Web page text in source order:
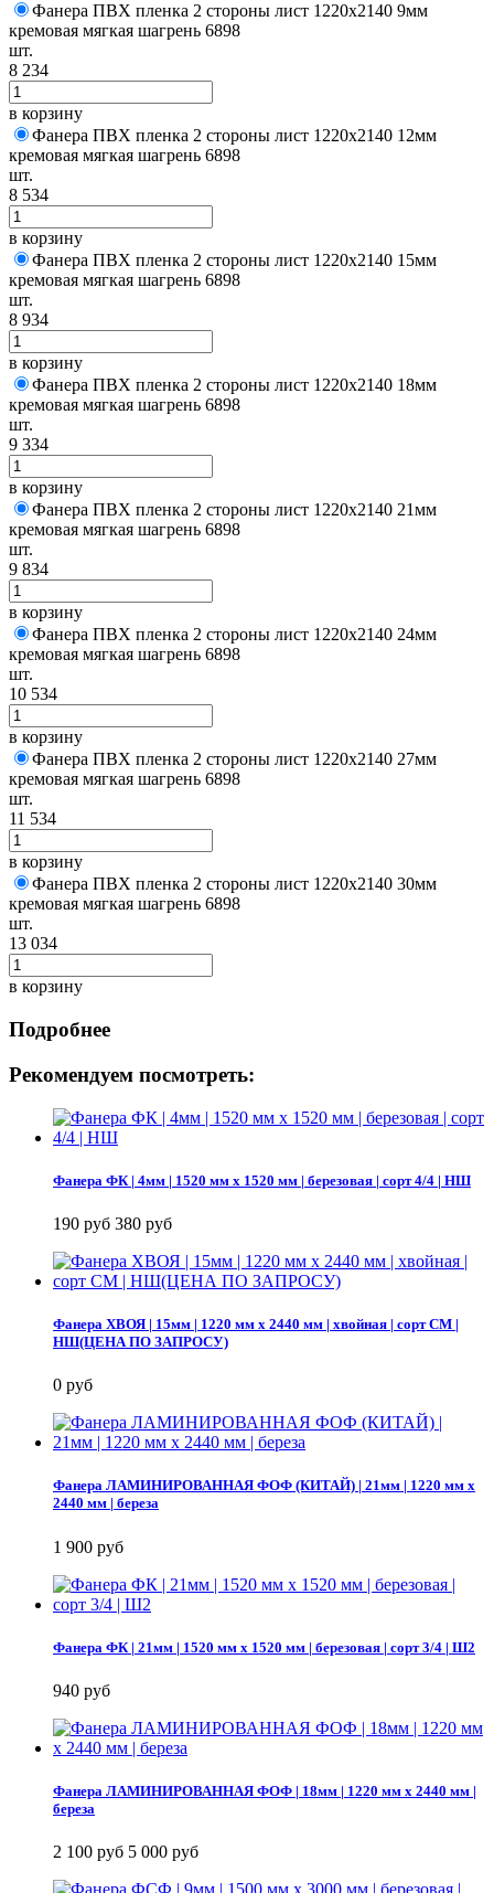
Фанера ПВХ пленка 2 стороны лист 1220х2140 9мм
кремовая мягкая шагрень 6898
шт.
8 234
в корзину
Фанера ПВХ пленка 2 стороны лист 1220х2140 12мм
кремовая мягкая шагрень 6898
шт.
8 534
в корзину
Фанера ПВХ пленка 2 стороны лист 1220х2140 15мм
кремовая мягкая шагрень 6898
шт.
8 934
в корзину
Фанера ПВХ пленка 2 стороны лист 1220х2140 18мм
кремовая мягкая шагрень 6898
шт.
9 334
в корзину
Фанера ПВХ пленка 2 стороны лист 1220х2140 21мм
кремовая мягкая шагрень 6898
шт.
9 834
в корзину
Фанера ПВХ пленка 2 стороны лист 1220х2140 24мм
кремовая мягкая шагрень 6898
шт.
10 534
в корзину
Фанера ПВХ пленка 2 стороны лист 1220х2140 27мм
кремовая мягкая шагрень 6898
шт.
11 534
в корзину
Фанера ПВХ пленка 2 стороны лист 1220х2140 30мм
кремовая мягкая шагрень 6898
шт.
13 034
в корзину
Подробнее
Рекомендуем посмотреть:
Фанера ФК | 4мм | 1520 мм х 1520 мм | березовая | сорт 4/4 | НШ
190 руб 380 руб
Фанера ХВОЯ | 15мм | 1220 мм х 2440 мм | хвойная | сорт СМ |
НШ(ЦЕНА ПО ЗАПРОСУ)
0 руб
Фанера ЛАМИНИРОВАННАЯ ФОФ (КИТАЙ) | 21мм | 1220 мм х
2440 мм | береза
1 900 руб
Фанера ФК | 21мм | 1520 мм х 1520 мм | березовая | сорт 3/4 | Ш2
940 руб
Фанера ЛАМИНИРОВАННАЯ ФОФ | 18мм | 1220 мм х 2440 мм |
береза
2 100 руб 5 000 руб